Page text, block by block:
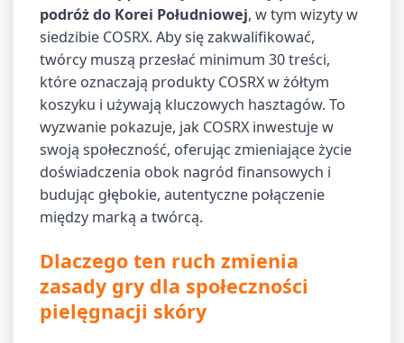
podróż do Korei Południowej, w tym wizyty w
siedzibie COSRX. Aby się zakwalifikować,
twórcy muszą przesłać minimum 30 treści,
które oznaczają produkty COSRX w żółtym
koszyku i używają kluczowych hasztagów. To
wyzwanie pokazuje, jak COSRX inwestuje w
swoją społeczność, oferując zmieniające życie
doświadczenia obok nagród finansowych i
budując głębokie, autentyczne połączenie
między marką a twórcą.
Dlaczego ten ruch zmienia
zasady gry dla społeczności
pielęgnacji skóry